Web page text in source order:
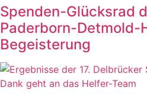
Spenden-Glücksrad
Paderborn-Detmold-
Begeisterung